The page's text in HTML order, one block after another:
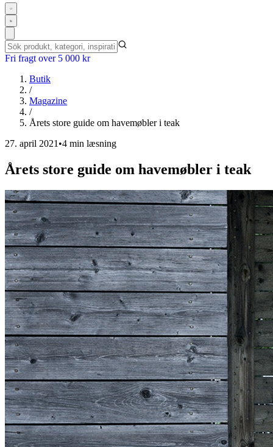
Fri fragt over 5 000 kr
Butik
/
Magazine
/
Årets store guide om havemøbler i teak
27. april 2021 •4 min læsning
Årets store guide om havemøbler i teak